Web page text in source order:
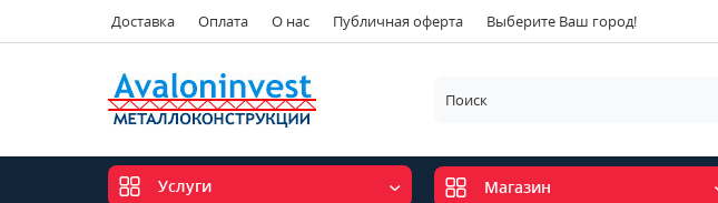
Доставка Оплата О нас Публичная оферта Выберите Ваш город!
Услуги Магазин